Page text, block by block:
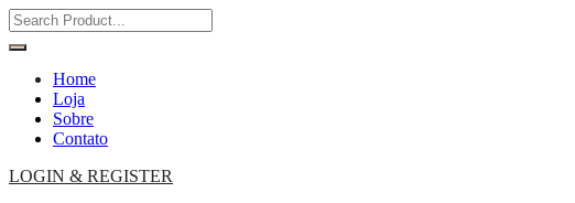
Home
Loja
Sobre
Contato
LOGIN & REGISTER